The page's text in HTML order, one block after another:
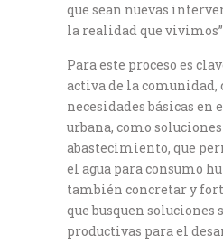
que sean nuevas
la realidad que
Para este proceso es
activa de la comunidad,
necesidades básicas en
urbana, como
abastecimiento, que
el agua para consumo
también concretar y
que busquen soluciones
productivas para el